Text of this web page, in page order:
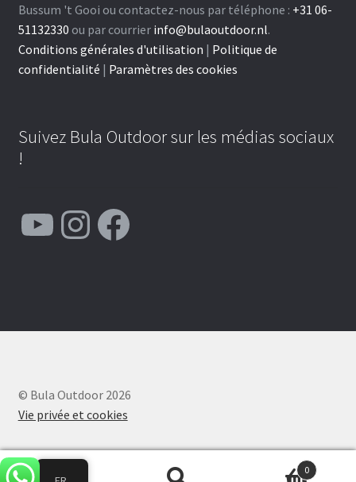
Bussum 't Gooi ou contactez-nous par téléphone : +31 06-
51132330 ou par courrier info@bulaoutdoor.nl.
Conditions générales d'utilisation | Politique de
confidentialité | Paramètres des cookies
Suivez Bula Outdoor sur les médias sociaux
!
YouTube Instagram Facebook
© Bula Outdoor 2026
Vie privée et cookies
0